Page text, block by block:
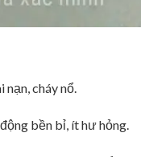
nạn, cháy nổ.
bền bỉ, ít hư hỏng.